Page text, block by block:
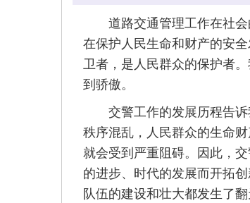
道路交通管理工作在社会
在保护人民生命和财产的安
卫者，是人民群众的保护者
到骄傲。
交警工作的发展历程告诉
秩序混乱，人民群众的生命
就会受到严重阻碍。因此，
的进步、时代的发展而开拓
队伍的建设和壮大都发生了